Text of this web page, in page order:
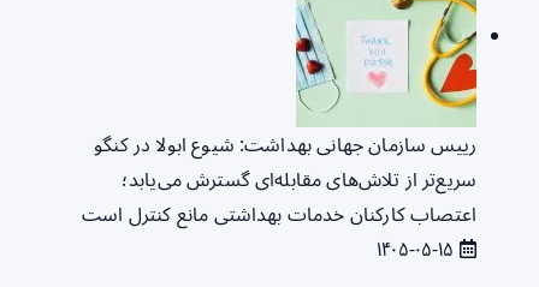
رییس سازمان جهانی بهداشت: شیوع ابولا در کنگو
سریع‌تر از تلاش‌های مقابله‌ای گسترش می‌یابد؛
اعتصاب کارکنان خدمات بهداشتی مانع کنترل است